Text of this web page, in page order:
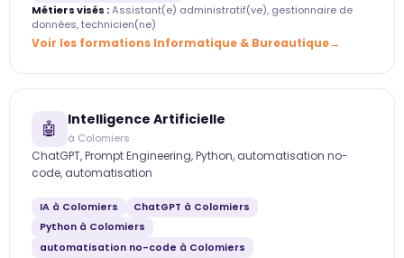
Métiers visés :Assistant(e) administratif(ve), gestionnaire de
données, technicien(ne)
Voir les formations Informatique & Bureautique
🤖 Intelligence Artificielle
à Colomiers
ChatGPT, Prompt Engineering, Python, automatisation no-
code, automatisation
IA à Colomiers
ChatGPT à Colomiers
Python à Colomiers
automatisation no-code à Colomiers